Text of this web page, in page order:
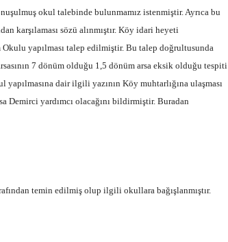
okul talebinde bulunmamız istenmiştir. Ayrıca bu
karşılaması sözü alınmıştır. Köy idari heyeti
yapılması talep edilmiştir. Bu talep doğrultusunda
7 dönüm olduğu 1,5 dönüm arsa eksik olduğu tespiti
yapılmasına dair ilgili yazının Köy muhtarlığına ulaşması
Demirci yardımcı olacağını bildirmiştir. Buradan
temin edilmiş olup ilgili okullara bağışlanmıştır.